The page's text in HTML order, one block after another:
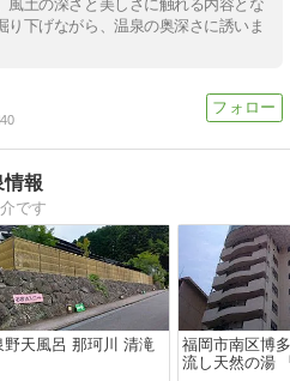
風土の深さと美しさに触れる内容とな
り下げながら、温泉の奥深さに誘いま
報
です
野天風呂 那珂川 清滝
福岡市南区博
流し天然の湯